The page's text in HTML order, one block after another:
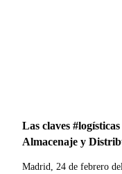
Las claves
Almacenaje y
Madrid, 24 de febrero